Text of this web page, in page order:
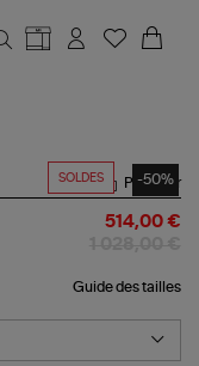
SOLDES -50%
Partager
514,00 €
Guide des tailles